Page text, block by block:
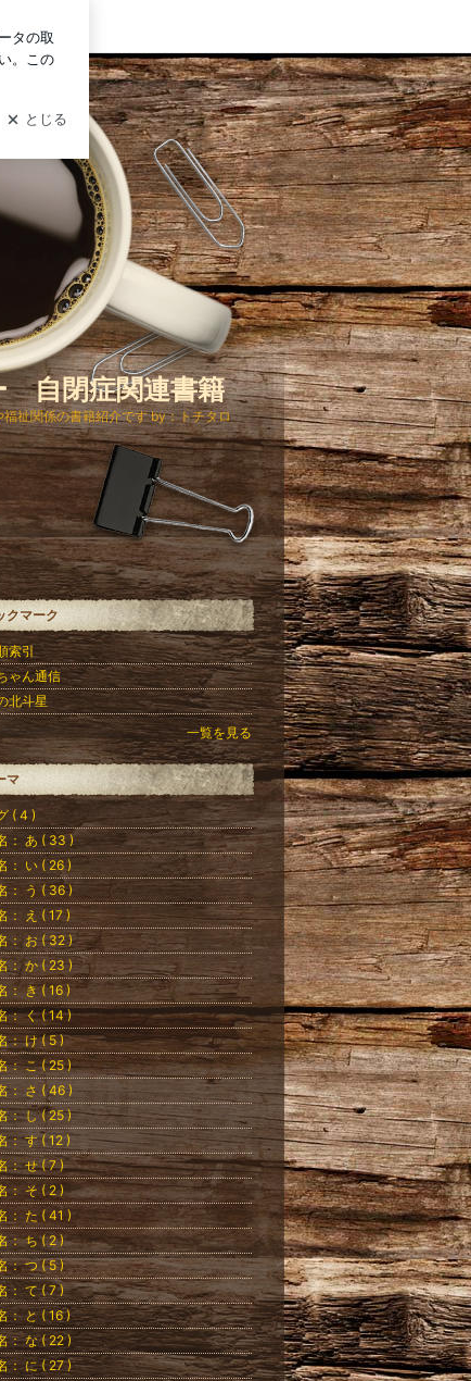
ン
自閉症関連書籍
祉関係の書籍紹介です by：トチタロ
クマーク
索引
ゃん通信
北斗星
一覧を見る
マ
( 4 )
： あ ( 33 )
： い ( 26 )
： う ( 36 )
： え ( 17 )
： お ( 32 )
： か ( 23 )
： き ( 16 )
： く ( 14 )
： け ( 5 )
： こ ( 25 )
： さ ( 46 )
： し ( 25 )
： す ( 12 )
： せ ( 7 )
： そ ( 2 )
： た ( 41 )
： ち ( 2 )
： つ ( 5 )
： て ( 7 )
： と ( 16 )
： な ( 22 )
： に ( 27 )